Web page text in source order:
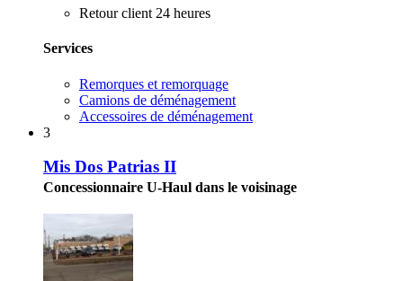
Retour client 24 heures
Services
Remorques et remorquage
Camions de déménagement
Accessoires de déménagement
3
Mis Dos Patrias II
Concessionnaire U-Haul dans le voisinage